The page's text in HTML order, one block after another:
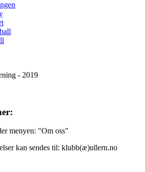
- 2019
menyen: "Om oss"
kan sendes til: klubb(æ)ullern.no